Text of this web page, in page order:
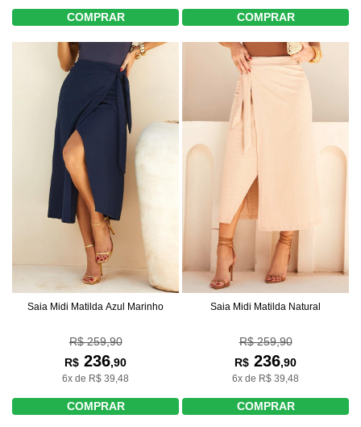
COMPRAR COMPRAR
Saia Midi Matilda Azul Marinho
R$ 259,90
R$ 236,90
6x de R$ 39,48
COMPRAR
Saia Midi Matilda Natural
R$ 259,90
R$ 236,90
6x de R$ 39,48
COMPRAR